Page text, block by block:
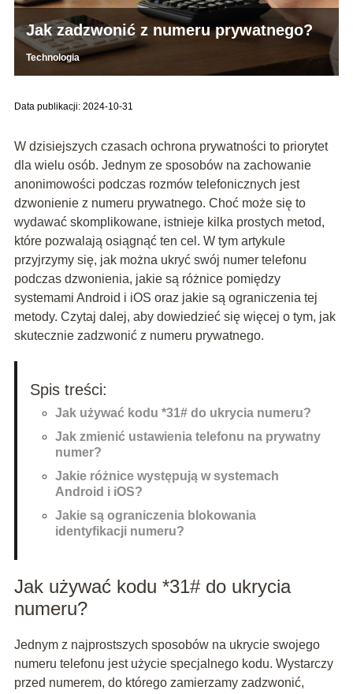
Jak zadzwonić z numeru prywatnego?
Technologia
Data publikacji: 2024-10-31
W dzisiejszych czasach ochrona prywatności to priorytet
dla wielu osób. Jednym ze sposobów na zachowanie
anonimowości podczas rozmów telefonicznych jest
dzwonienie z numeru prywatnego. Choć może się to
wydawać skomplikowane, istnieje kilka prostych metod,
które pozwalają osiągnąć ten cel. W tym artykule
przyjrzymy się, jak można ukryć swój numer telefonu
podczas dzwonienia, jakie są różnice pomiędzy
systemami Android i iOS oraz jakie są ograniczenia tej
metody. Czytaj dalej, aby dowiedzieć się więcej o tym, jak
skutecznie zadzwonić z numeru prywatnego.
Spis treści:
Jak używać kodu *31# do ukrycia numeru?
Jak zmienić ustawienia telefonu na prywatny
numer?
Jakie różnice występują w systemach
Android i iOS?
Jakie są ograniczenia blokowania
identyfikacji numeru?
Jak używać kodu *31# do ukrycia
numeru?
Jednym z najprostszych sposobów na ukrycie swojego
numeru telefonu jest użycie specjalnego kodu. Wystarczy
przed numerem, do którego zamierzamy zadzwonić,